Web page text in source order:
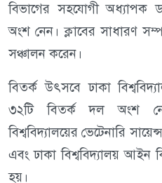
বিভাগের সহযোগী অধ্যাপক
অংশ নেন। ক্লাবের সাধারণ
সঞ্চালন করেন।
বিতর্ক উৎসবে ঢাকা
৩২টি বিতর্ক দল অংশ
বিশ্ববিদ্যালয়ের ভেটেনারি
এবং ঢাকা বিশ্ববিদ্যালয় আইন
হয়।